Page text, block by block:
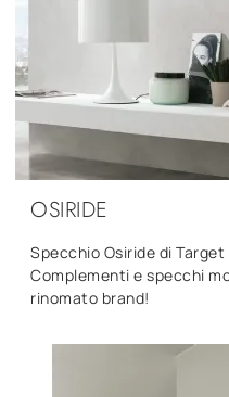
OSIRIDE
Specchio Osiride di
Complementi e specchi
rinomato brand!